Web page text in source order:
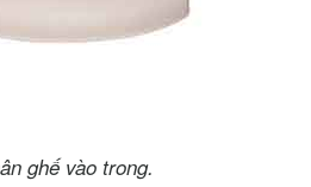
ghế vào trong.